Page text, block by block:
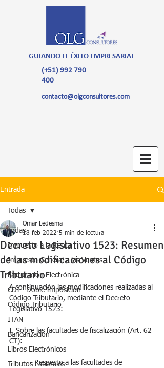
GUIANDO EL ÉXITO EMPRESARIAL
(+51) 992 790
400
contacto@olgconsultores.com
Entrada
Todas
Impuesto a la Renta
Impuesto General a las Ventas
Facturación Electrónica
CDI - Doble Imposición
Código Tributario
ITAN
Bancarización
Libros Electrónicos
Tributos Laborales
Todas
Decreto Legislativo 1523: Resumen
de las modificaciones al Código
Tributario
Omar Ledesma
18 feb 2022 5 min de lectura
A continuación las modificaciones realizadas al
Código Tributario, mediante el Decreto
Legislativo 1523:
I. Sobre las facultades de fiscalización (Art. 62
CT):
- Respecto a las facultades de